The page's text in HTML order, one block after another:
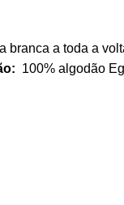
a toda a
100% algodão